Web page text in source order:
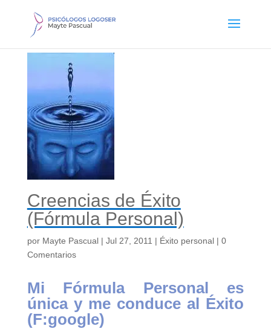
Creencias de Éxito
(Fórmula Personal)
por Mayte Pascual| Jul 27, 2011 | Éxito personal| 0
Comentarios
Mi Fórmula Personal es
única y me conduce al Éxito
(F:google)